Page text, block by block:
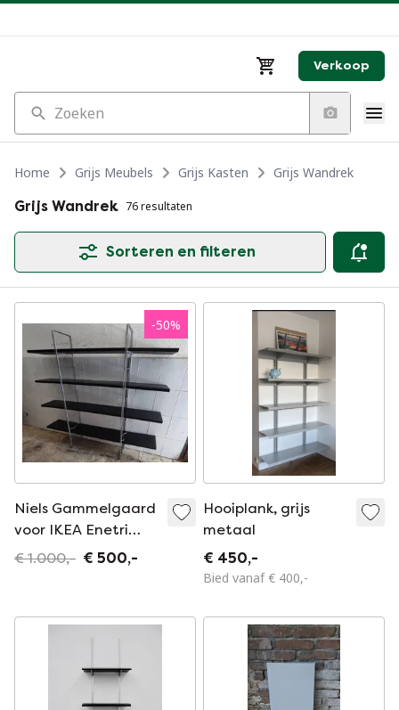
Verkoop
Zoeken
Home Grijs Meubels Grijs Kasten
Grijs Wandrek
Grijs Wandrek 76 resultaten
Sorteren en filteren
-50%
Niels Gammelgaard
voor IKEA Enetri
schap, 1980
€ 1.000,- € 500,-
Hooiplank, grijs
metaal
€ 450,-
Bied vanaf € 400,-